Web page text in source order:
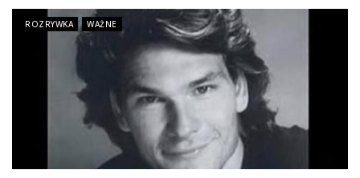
ROZRYWKA WAŻNE